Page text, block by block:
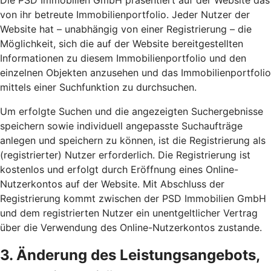
von ihr betreute Immobilienportfolio. Jeder Nutzer der
Website hat – unabhängig von einer Registrierung – die
Möglichkeit, sich die auf der Website bereitgestellten
Informationen zu diesem Immobilienportfolio und den
einzelnen Objekten anzusehen und das Immobilienportfolio
mittels einer Suchfunktion zu durchsuchen.
Um erfolgte Suchen und die angezeigten Suchergebnisse
speichern sowie individuell angepasste Suchaufträge
anlegen und speichern zu können, ist die Registrierung als
(registrierter) Nutzer erforderlich. Die Registrierung ist
kostenlos und erfolgt durch Eröffnung eines Online-
Nutzerkontos auf der Website. Mit Abschluss der
Registrierung kommt zwischen der PSD Immobilien GmbH
und dem registrierten Nutzer ein unentgeltlicher Vertrag
über die Verwendung des Online-Nutzerkontos zustande.
3. Änderung des Leistungsangebots,